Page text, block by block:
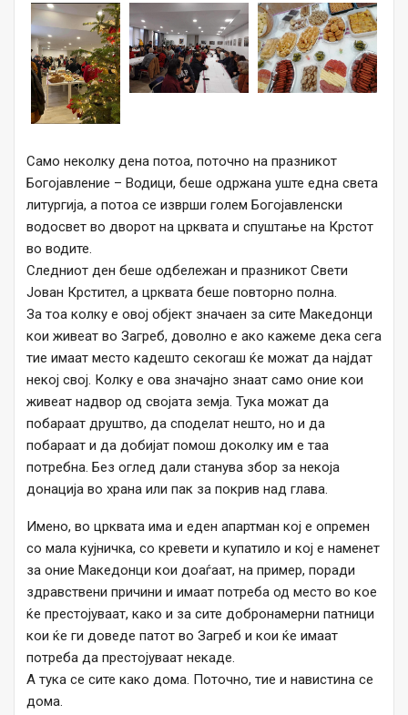
Само неколку дена потоа, поточно на празникот
Богојавление – Водици, беше одржана уште една света
литургија, а потоа се изврши голем Богојавленски
водосвет во дворот на црквата и спуштање на Крстот
во водите.
Следниот ден беше одбележан и празникот Свети
Јован Крстител, а црквата беше повторно полна.
За тоа колку е овој објект значаен за сите Македонци
кои живеат во Загреб, доволно е ако кажеме дека сега
тие имаат место кадешто секогаш ќе можат да најдат
некој свој. Колку е ова значајно знаат само оние кои
живеат надвор од својата земја. Тука можат да
побараат друштво, да споделат нешто, но и да
побараат и да добијат помош доколку им е таа
потребна. Без оглед дали станува збор за некоја
донација во храна или пак за покрив над глава.
Имено, во црквата има и еден апартман кој е опремен
со мала кујничка, со кревети и купатило и кој е наменет
за оние Македонци кои доаѓаат, на пример, поради
здравствени причини и имаат потреба од место во кое
ќе престојуваат, како и за сите добронамерни патници
кои ќе ги доведе патот во Загреб и кои ќе имаат
потреба да престојуваат некаде.
А тука се сите како дома. Поточно, тие и навистина се
дома.